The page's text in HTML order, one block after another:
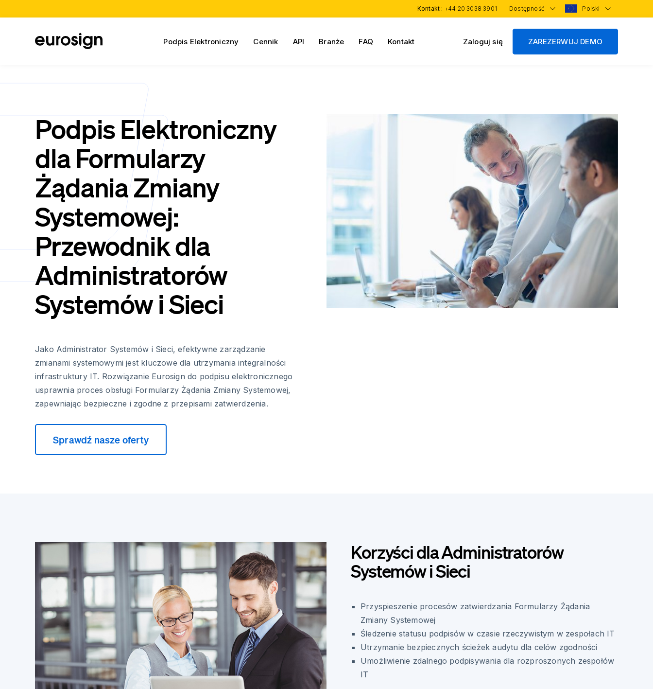
Kontakt : +44 20 3038 3901 Dostępność Polski
Podpis Elektroniczny Cennik API Branże FAQ Kontakt Zaloguj się ZAREZERWUJ DEMO
Podpis Elektroniczny
dla Formularzy
Żądania Zmiany
Systemowej:
Przewodnik dla
Administratorów
Systemów i Sieci
Jako Administrator Systemów i Sieci, efektywne zarządzanie
zmianami systemowymi jest kluczowe dla utrzymania integralności
infrastruktury IT. Rozwiązanie Eurosign do podpisu elektronicznego
usprawnia proces obsługi Formularzy Żądania Zmiany Systemowej,
zapewniając bezpieczne i zgodne z przepisami zatwierdzenia.
Sprawdź nasze oferty
Korzyści dla Administratorów
Systemów i Sieci
Przyspieszenie procesów zatwierdzania Formularzy Żądania
Zmiany Systemowej
Śledzenie statusu podpisów w czasie rzeczywistym w zespołach IT
Utrzymanie bezpiecznych ścieżek audytu dla celów zgodności
Umożliwienie zdalnego podpisywania dla rozproszonych zespołów
IT